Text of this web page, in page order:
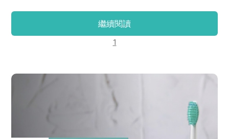
壽命並兼顧美觀。
繼續閱讀
1